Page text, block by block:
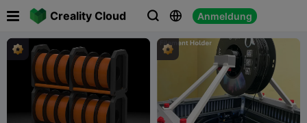
Creality Cloud   Anmeldung
 